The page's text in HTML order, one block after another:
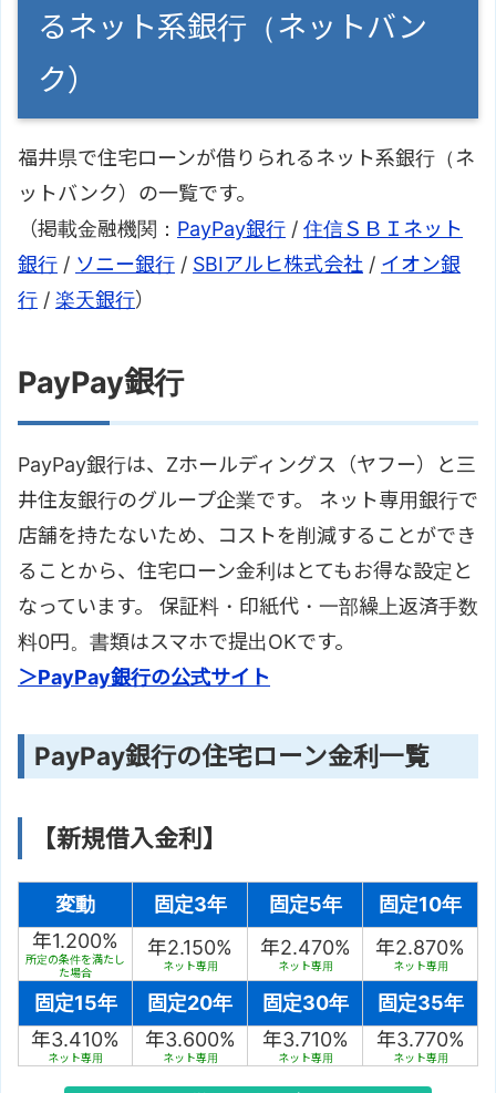
るネット系銀行（ネットバン
ク）
福井県で住宅ローンが借りられるネット系銀行（ネ
ットバンク）の一覧です。
（掲載金融機関： PayPay銀行 / 住信ＳＢＩネット
銀行 / ソニー銀行 / SBIアルヒ株式会社 / イオン銀
行 / 楽天銀行）
PayPay銀行
PayPay銀行は、Zホールディングス（ヤフー）と三
井住友銀行のグループ企業です。 ネット専用銀行で
店舗を持たないため、コストを削減することができ
ることから、住宅ローン金利はとてもお得な設定と
なっています。 保証料・印紙代・一部繰上返済手数
料0円。書類はスマホで提出OKです。
＞PayPay銀行の公式サイト
PayPay銀行の住宅ローン金利一覧
【新規借入金利】
変動 固定3年 固定5年
固定10年
年1.200%
所定の条件を満たし
た場合
年2.150%
ネット専用
年2.470%
ネット専用
年2.870%
ネット専用
固定15年 固定20年 固定30年
固定35年
年3.410%
ネット専用
年3.600%
ネット専用
年3.710%
ネット専用
年3.770%
ネット専用